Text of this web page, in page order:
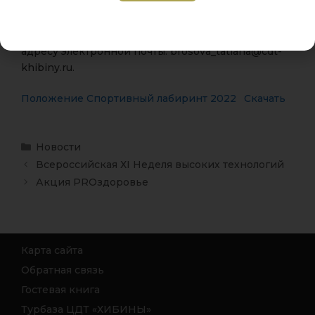
необходимо направить заявку в форме таблицы
адресу электронной почты: brosova_tatiana@cdt-
khibiny.ru.
Положение Спортивный лабиринт 2022 Скачать
Новости
Всероссийская ХI Неделя высоких технологий
Акция PROздоровье
Карта сайта
Обратная связь
Гостевая книга
Турбаза ЦДТ «ХИБИНЫ»